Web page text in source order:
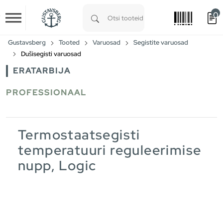
Skip to main content
0
Gustavsberg Tooted Varuosad
Segistite varuosad
Dušisegisti varuosad
ERATARBIJA
PROFESSIONAAL
Termostaatsegisti
temperatuuri reguleerimise
nupp, Logic